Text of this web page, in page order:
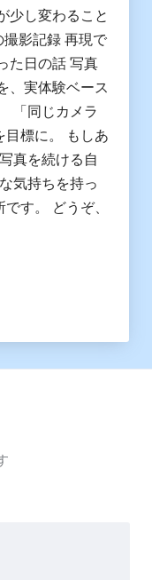
少し変わること
影記録 再現で
た日の話 写真
、実体験ベース
「同じカメラ
目標に。 もしあ
真を続ける自
気持ちを持っ
す。 どうぞ、